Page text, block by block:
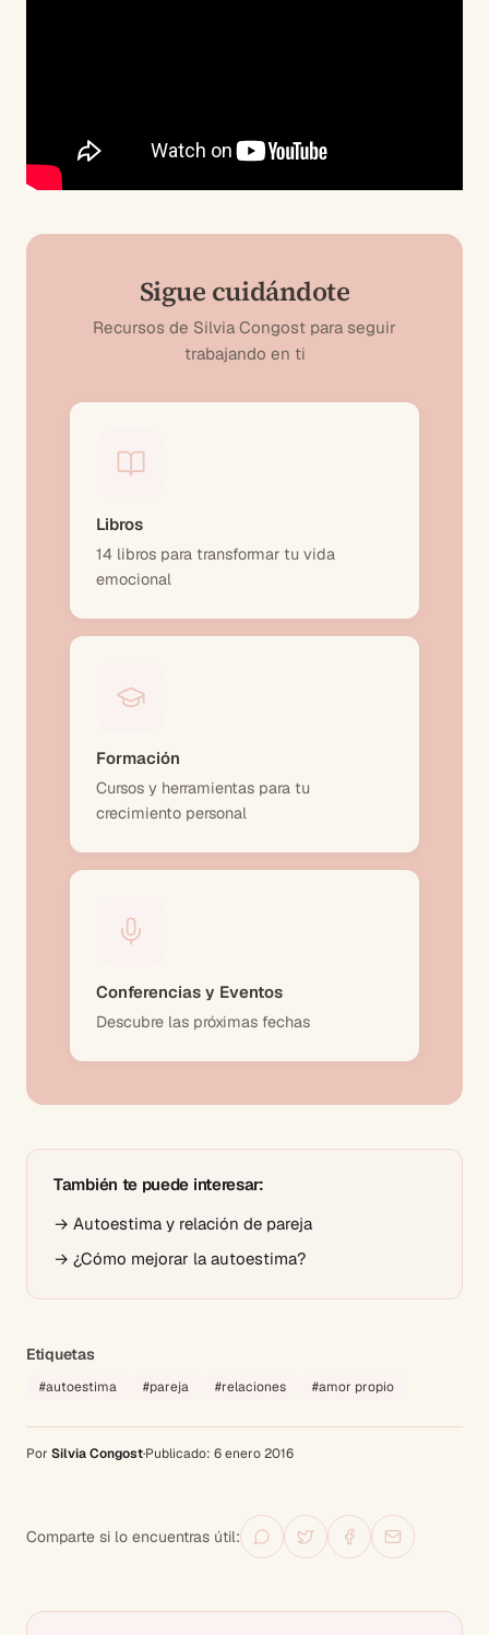
Sigue cuidándote
Recursos de Silvia Congost para seguir
trabajando en ti
Libros
14 libros para transformar tu vida
emocional
Formación
Cursos y herramientas para tu
crecimiento personal
Conferencias y Eventos
Descubre las próximas fechas
También te puede interesar:
→ Autoestima y relación de pareja
→ ¿Cómo mejorar la autoestima?
Etiquetas
#autoestima #pareja #relaciones #amor propio
Por Silvia Congost·Publicado: 6 enero 2016
Comparte si lo encuentras útil: